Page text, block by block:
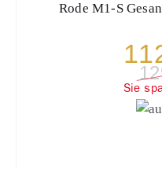
Rode M1-S
Sie